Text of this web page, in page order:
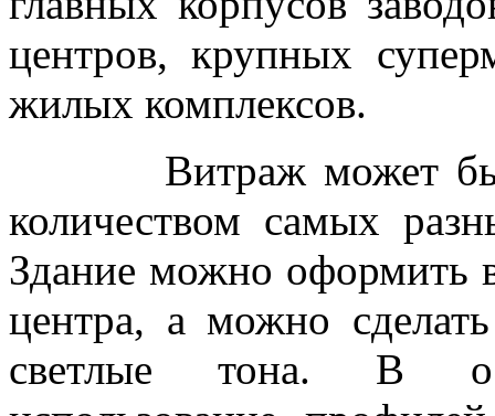
центров, крупных
жилых комплексов.
Витраж может быть
количеством самых
Здание можно оформить
центра, а можно
светлые тона. В